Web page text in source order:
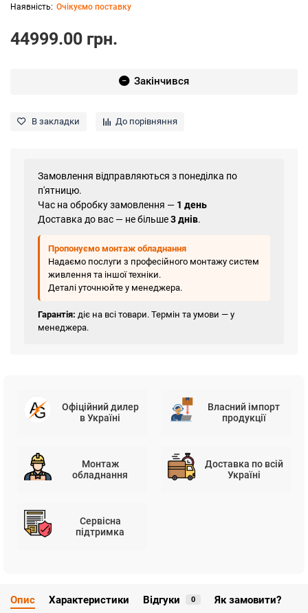
Очікуємо поставку
44999.00 грн.
Закінчився
В закладки До порівняння
Замовлення відправляються з понеділка по
п'ятницю.
Час на обробку замовлення — 1 день
Доставка до вас — не більше3 днів.
Пропонуємо монтаж обладнання
Надаємо послуги з професійного монтажу систем
живлення та іншої техніки.
Деталі уточнюйте у менеджера.
Гарантія: діє на всі товари. Термін та умови — у
менеджера.
Офіційний дилер
в Україні
Власний імпорт
продукції
Монтаж
обладнання
Доставка по всій
Україні
Сервісна
підтримка
Опис Характеристики Відгуки 0 Як замовити?